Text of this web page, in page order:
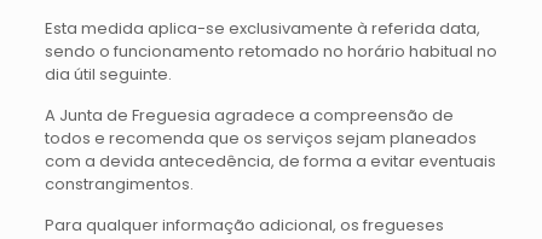
Esta medida aplica-se exclusivamente à referida data,
sendo o funcionamento retomado no horário habitual no
dia útil seguinte.
A Junta de Freguesia agradece a compreensão de
todos e recomenda que os serviços sejam planeados
com a devida antecedência, de forma a evitar eventuais
constrangimentos.
Para qualquer informação adicional, os fregueses